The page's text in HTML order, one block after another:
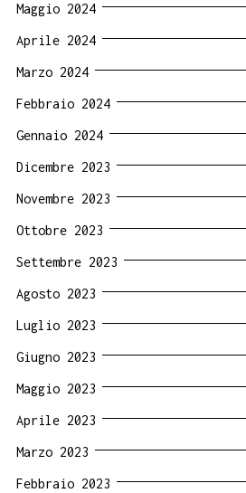
Maggio 2024
Aprile 2024
Marzo 2024
Febbraio 2024
Gennaio 2024
Dicembre 2023
Novembre 2023
Ottobre 2023
Settembre 2023
Agosto 2023
Luglio 2023
Giugno 2023
Maggio 2023
Aprile 2023
Marzo 2023
Febbraio 2023